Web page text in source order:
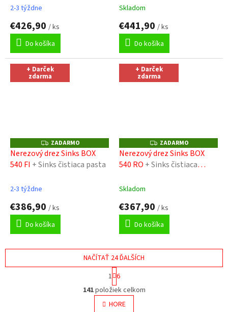
2-3 týždne
€426,90 / ks
Do košíka
Skladom
€441,90 / ks
Do košíka
+ Darček
zdarma
Z
A
D
A
ZADARMO
Nerezový drez Sinks BOX
540 FI + Sinks čistiaca pasta
2-3 týždne
€386,90 / ks
Do košíka
+ Darček
zdarma
Z
A
D
A
ZADARMO
Nerezový drez Sinks BOX
540 RO + Sinks čistiaca
Skladom
€367,90 / ks
Do košíka
O
v
l
NAČÍTAŤ 24 ĎALŠÍCH
S
t
r
á
n
1 6
141položiek celkom
HORE